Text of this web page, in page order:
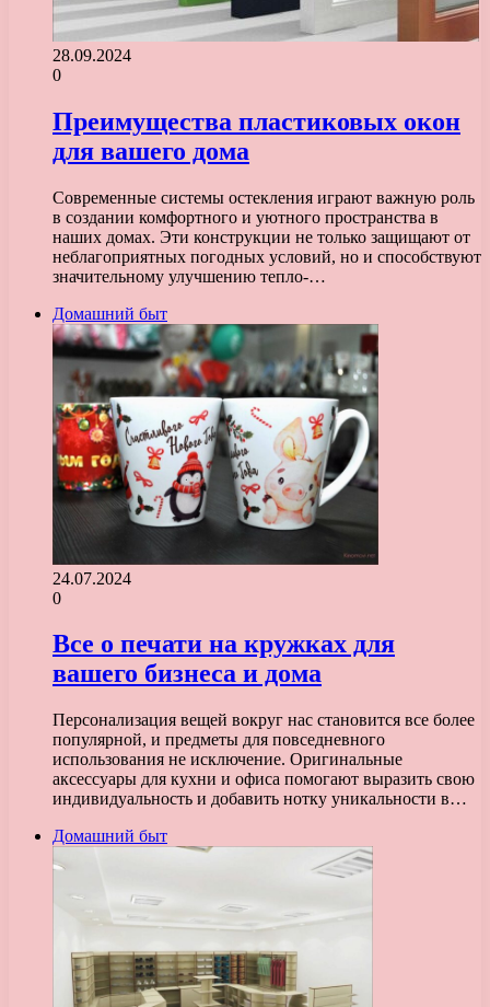
28.09.2024
0
Преимущества пластиковых окон
для вашего дома
Современные системы остекления играют важную роль
в создании комфортного и уютного пространства в
наших домах. Эти конструкции не только защищают от
неблагоприятных погодных условий, но и способствуют
значительному улучшению тепло-…
Домашний быт
24.07.2024
0
Все о печати на кружках для
вашего бизнеса и дома
Персонализация вещей вокруг нас становится все более
популярной, и предметы для повседневного
использования не исключение. Оригинальные
аксессуары для кухни и офиса помогают выразить свою
индивидуальность и добавить нотку уникальности в…
Домашний быт